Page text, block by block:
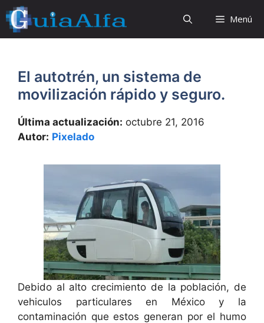
Saltar
al
contenido
Menú
El autotrén, un sistema de
movilización rápido y seguro.
Última actualización: octubre 21, 2016
Autor: Pixelado
Debido al alto crecimiento de la población, de
vehiculos particulares en México y la
contaminación que estos generan por el humo